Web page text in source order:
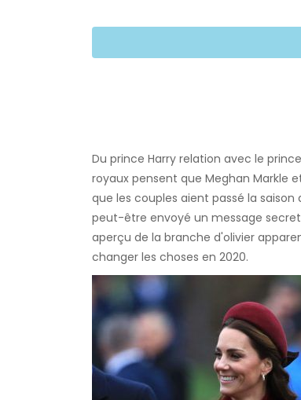
Du prince Harry relation avec le
royaux pensent que Meghan Markle
que les couples aient passé la
peut-être envoyé un message
aperçu de la branche d'olivier
changer les choses en 2020.